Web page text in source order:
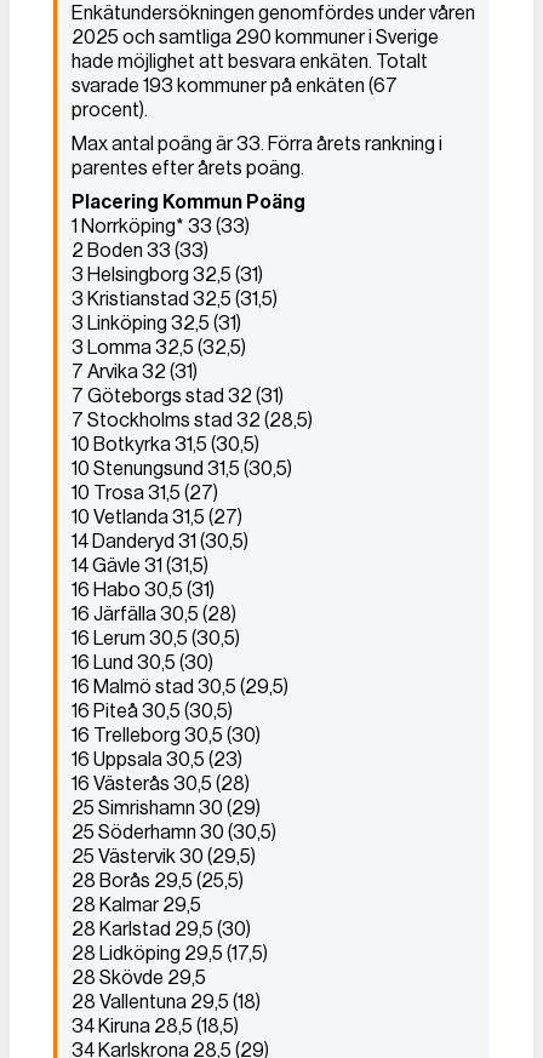
Enkätundersökningen genomfördes under våren
2025 och samtliga 290 kommuner i Sverige
hade möjlighet att besvara enkäten. Totalt
svarade 193 kommuner på enkäten (67
procent).
Max antal poäng är 33. Förra årets rankning i
parentes efter årets poäng.
Placering Kommun Poäng
1 Norrköping* 33 (33)
2 Boden 33 (33)
3 Helsingborg 32,5 (31)
3 Kristianstad 32,5 (31,5)
3 Linköping 32,5 (31)
3 Lomma 32,5 (32,5)
7 Arvika 32 (31)
7 Göteborgs stad 32 (31)
7 Stockholms stad 32 (28,5)
10 Botkyrka 31,5 (30,5)
10 Stenungsund 31,5 (30,5)
10 Trosa 31,5 (27)
10 Vetlanda 31,5 (27)
14 Danderyd 31 (30,5)
14 Gävle 31 (31,5)
16 Habo 30,5 (31)
16 Järfälla 30,5 (28)
16 Lerum 30,5 (30,5)
16 Lund 30,5 (30)
16 Malmö stad 30,5 (29,5)
16 Piteå 30,5 (30,5)
16 Trelleborg 30,5 (30)
16 Uppsala 30,5 (23)
16 Västerås 30,5 (28)
25 Simrishamn 30 (29)
25 Söderhamn 30 (30,5)
25 Västervik 30 (29,5)
28 Borås 29,5 (25,5)
28 Kalmar 29,5
28 Karlstad 29,5 (30)
28 Lidköping 29,5 (17,5)
28 Skövde 29,5
28 Vallentuna 29,5 (18)
34 Kiruna 28,5 (18,5)
34 Karlskrona 28,5 (29)